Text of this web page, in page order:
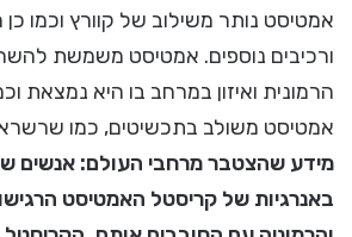
אמטיסט נותר משילוב של קוורץ וכמו
ורכיבים נוספים. אמטיסט משמשת
הרמונית ואיזון במרחב בו היא נמצאת
אמטיסט משולב בתכשיטים, כמו
מידע שהצטבר מרחבי העולם: אנשים
באנרגיות של קריסטל האמטיסט